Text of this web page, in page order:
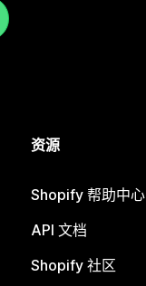
资源
Shopify 帮助中心
API 文档
Shopify 社区